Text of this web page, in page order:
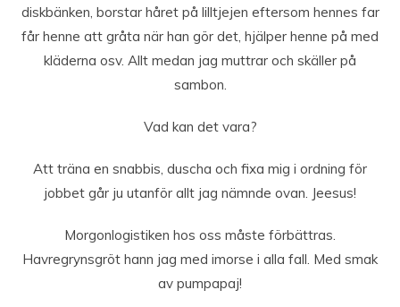
diskbänken, borstar håret på lilltjejen eftersom hennes far
får henne att gråta när han gör det, hjälper henne på med
kläderna osv. Allt medan jag muttrar och skäller på
sambon.
Vad kan det vara?
Att träna en snabbis, duscha och fixa mig i ordning för
jobbet går ju utanför allt jag nämnde ovan. Jeesus!
Morgonlogistiken hos oss måste förbättras.
Havregrynsgröt hann jag med imorse i alla fall. Med smak
av pumpapaj!